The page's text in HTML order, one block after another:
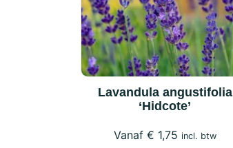
Lavandula angustifolia
‘Hidcote’
€ 1,75 incl. btw